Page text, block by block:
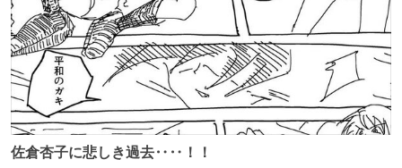
佐倉杏子に悲しき過去‥‥！！